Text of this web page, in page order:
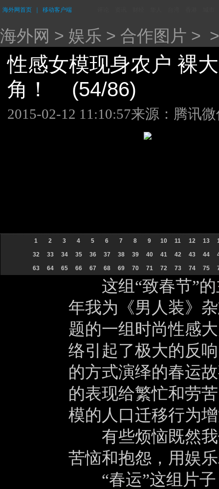
海外网首页 移动客户端
海外网 > 娱乐 > 合作图片 >
性感女模现身农户 裸
角！ (54/86)
2015-02-12 11:10:57来源：腾讯
1 2 3 4 5 6 7 8 9 10 11 12 13
32
33 34 35 36 37 38 39 40 41 42 43 44
63
64 65 66 67 68 69 70 71 72 73 74 75
这组“致春节”的
年我为《男人装》
题的一组时尚性感
络引起了极大的反
的方式演绎的春运
的表现给繁忙和劳
模的人口迁移行为
有些烦恼既然我
苦恼和抱怨，用娱
“春运”这组片子